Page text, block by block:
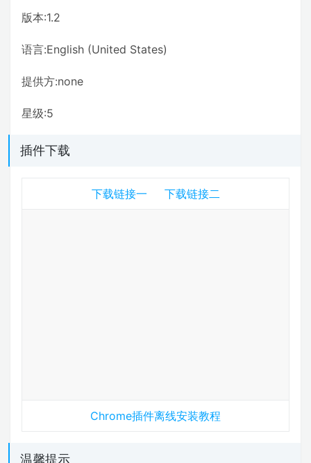
版本:1.2
语言:English (United States)
提供方:none
星级:5
插件下载
下载链接一 下载链接二
Chrome插件离线安装教程
温馨提示